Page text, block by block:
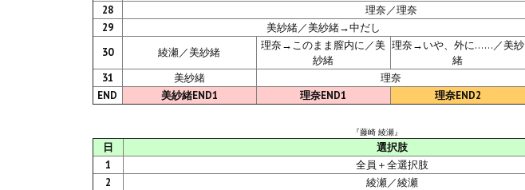
28
理奈／理奈
29
美紗緒／美紗緒→中だし
30
綾瀬／美紗緒
理奈→このまま膣内に／美
紗緒
理奈→いや、外に……／美紗
緒
31
美紗緒 理奈
END
美紗緒END1 理奈END1 理奈END2
『藤崎 綾瀬』
日
選択肢
1
全員＋全選択肢
2
綾瀬／綾瀬